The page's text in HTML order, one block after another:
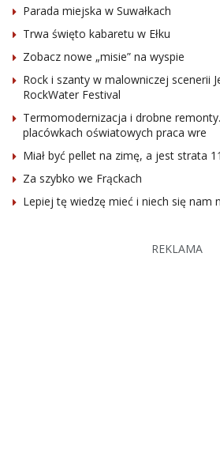
Parada miejska w Suwałkach
Trwa święto kabaretu w Ełku
Zobacz nowe „misie” na wyspie
Rock i szanty w malowniczej scenerii
RockWater Festival
Termomodernizacja i drobne
placówkach oświatowych praca wre
Miał być pellet na zimę, a jest strata
Za szybko we Frąckach
Lepiej tę wiedzę mieć i niech się nam
REKLAMA